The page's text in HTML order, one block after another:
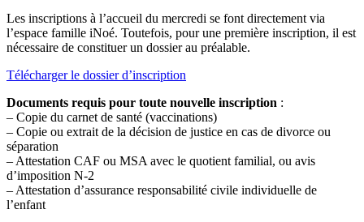
Les inscriptions à l’accueil du mercredi se font directement via
l’espace famille iNoé. Toutefois, pour une première inscription, il est
nécessaire de constituer un dossier au préalable.
Télécharger le dossier d’inscription
Documents requis pour toute nouvelle inscription :
– Copie du carnet de santé (vaccinations)
– Copie ou extrait de la décision de justice en cas de divorce ou
séparation
– Attestation CAF ou MSA avec le quotient familial, ou avis
d’imposition N-2
– Attestation d’assurance responsabilité civile individuelle de
l’enfant